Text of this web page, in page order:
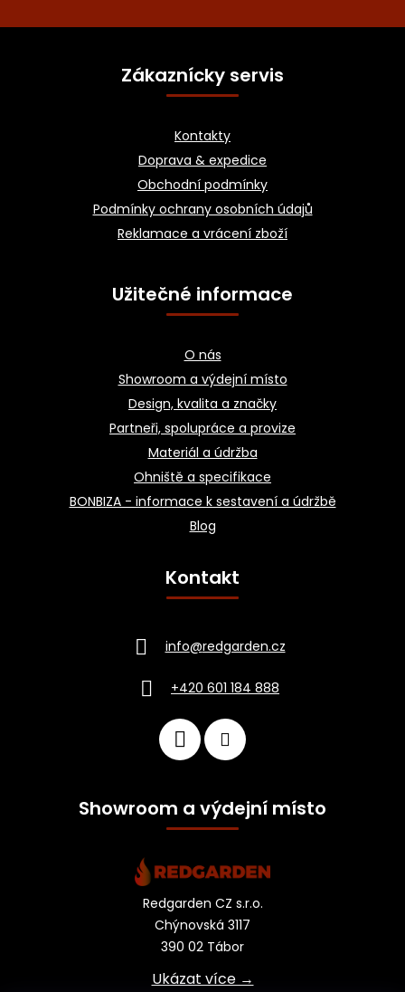
Z
Zákaznícky servis
Kontakty
Doprava & expedice
Obchodní podmínky
Podmínky ochrany osobních údajů
Reklamace a vrácení zboží
Užitečné informace
O nás
Showroom a výdejní místo
Design, kvalita a značky
Partneři, spolupráce a provize
Materiál a údržba
Ohniště a specifikace
BONBIZA - informace k sestavení a údržbě
Blog
Kontakt
info@redgarden.cz
+420 601 184 888
Showroom a výdejní místo
Redgarden CZ s.r.o.
Chýnovská 3117
390 02 Tábor
Ukázat více →